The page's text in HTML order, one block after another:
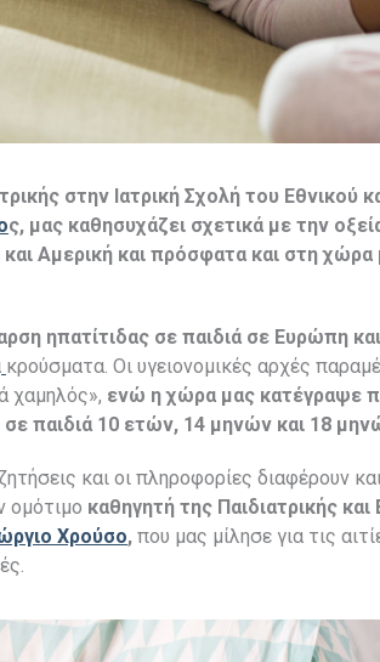
στην Ιατρική Σχολή του Εθνικού
ς, μας καθησυχάζει σχετικά με την
Αμερική και πρόσφατα και στη
ηπατίτιδας σε παιδιά σε Ευρώπη
κρούσματα. Οι υγειονομικές αρχές
χαμηλός», ενώ η χώρα μας κατέγραψε
σε παιδιά 10 ετών, 14 μηνών και 18
και οι πληροφορίες διαφέρουν
ομότιμο καθηγητή της Παιδιατρικής
Χρούσο, που μας μίλησε για τις